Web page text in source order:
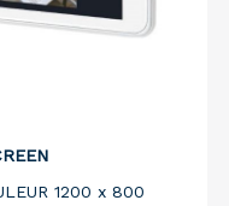
1200 x 800